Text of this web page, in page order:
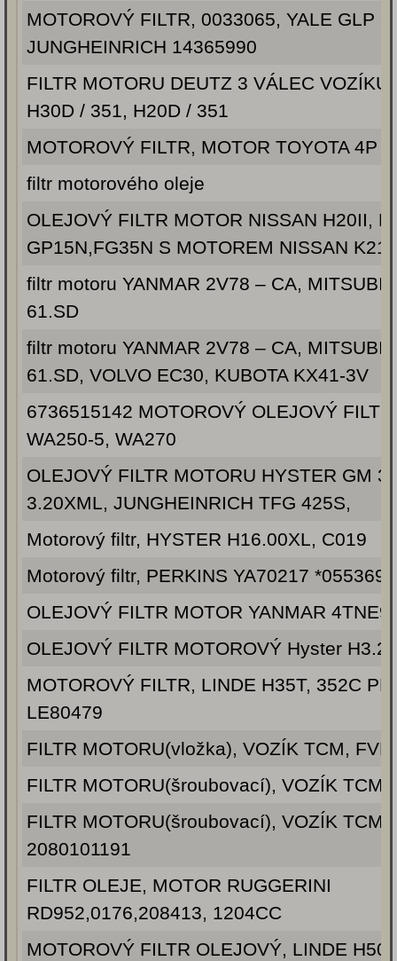
MOTOROVÝ FILTR, 0033065, YALE GLP
JUNGHEINRICH 14365990
FILTR MOTORU DEUTZ 3 VÁLEC VOZÍKU
H30D / 351, H20D / 351
MOTOROVÝ FILTR, MOTOR TOYOTA 4P
filtr motorového oleje
OLEJOVÝ FILTR MOTOR NISSAN H20II,
GP15N,FG35N S MOTOREM NISSAN
filtr motoru YANMAR 2V78 – CA,
61.SD
filtr motoru YANMAR 2V78 – CA,
61.SD, VOLVO EC30, KUBOTA KX41-3V
6736515142 MOTOROVÝ OLEJOVÝ
WA250-5, WA270
OLEJOVÝ FILTR MOTORU HYSTER GM
3.20XML, JUNGHEINRICH TFG 425S,
Motorový filtr, HYSTER H16.00XL, C019
Motorový filtr, PERKINS YA70217
OLEJOVÝ FILTR MOTOR YANMAR
OLEJOVÝ FILTR MOTOROVÝ Hyster
MOTOROVÝ FILTR, LINDE H35T, 352C
LE80479
FILTR MOTORU(vložka), VOZÍK TCM,
FILTR MOTORU(šroubovací), VOZÍK TCM,
FILTR MOTORU(šroubovací), VOZÍK TCM,
2080101191
FILTR OLEJE, MOTOR RUGGERINI
RD952,0176,208413, 1204CC
MOTOROVÝ FILTR OLEJOVÝ, LINDE